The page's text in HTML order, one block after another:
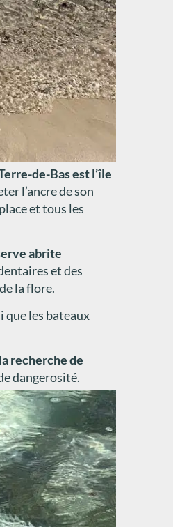
de-Bas est l’île
l’ancre de son
et tous les
abrite
et des
la flore.
que les bateaux
recherche de
dangerosité.